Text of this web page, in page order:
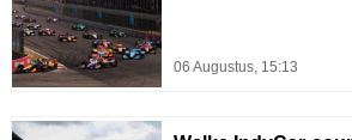
06 Augustus, 15:13